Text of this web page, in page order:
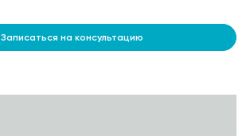
Записаться на консультацию